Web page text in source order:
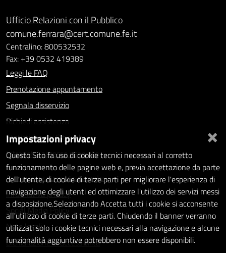
Ufficio Relazioni con il Pubblico
comune.ferrara@cert.comune.fe.it
Centralino: 800532532
Fax: +39 0532 419389
Leggi le FAQ
Prenotazione appuntamento
Segnala disservizio
Richiedi assistenza
Statistiche dei Siti web
Intranet - accesso riservato
Amministrazione trasparente
Informativa privacy
Social Media Policy
Note legali
Dichiarazione di accessibilità
×
Impostazioni privacy
Questo Sito fa uso di cookie tecnici necessari al corretto
funzionamento delle pagine web e, previa accettazione da parte
dell'utente, di cookie di terze parti per migliorare l'esperienza di
navigazione degli utenti ed ottimizzare l'utilizzo dei servizi messi
a disposizione.Selezionando Accetta tutti i cookie si acconsente
all'utilizzo di cookie di terze parti. Chiudendo il banner verranno
utilizzati solo i cookie tecnici necessari alla navigazione e alcune
funzionalità aggiuntive potrebbero non essere disponibili.